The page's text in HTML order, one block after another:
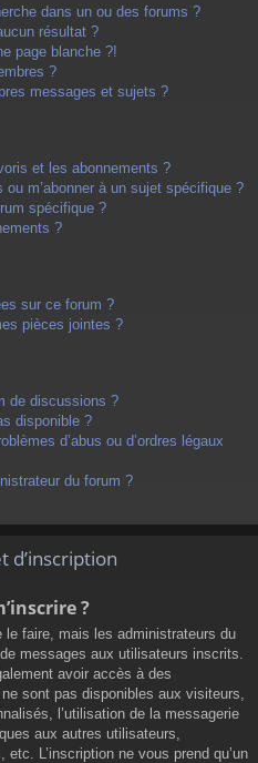
dans un ou des forums ?
résultat ?
page blanche ?!
?
messages et sujets ?
et les abonnements ?
m’abonner à un sujet spécifique ?
spécifique ?
?
sur ce forum ?
pièces jointes ?
de discussions ?
disponible ?
d’abus ou d’ordres légaux
du forum ?
d’inscription
?
le faire, mais les administrateurs du
messages aux utilisateurs inscrits.
avoir accès à des
sont pas disponibles aux visiteurs,
l’utilisation de la messagerie
aux autres utilisateurs,
etc. L’inscription ne vous prend qu’un